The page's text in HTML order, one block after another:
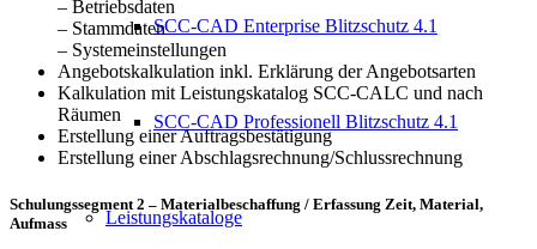
SCC-CAD Enterprise Blitzschutz 4.1
SCC-CAD Professionell Blitzschutz 4.1
Leistungskataloge
– Betriebsdaten
– Stammdaten
– Systemeinstellungen
Angebotskalkulation inkl. Erklärung der Angebotsarten
Kalkulation mit Leistungskatalog SCC-CALC und nach
Räumen
Erstellung einer Auftragsbestätigung
Erstellung einer Abschlagsrechnung/Schlussrechnung
Schulungssegment 2 – Materialbeschaffung / Erfassung Zeit, Material,
Aufmass